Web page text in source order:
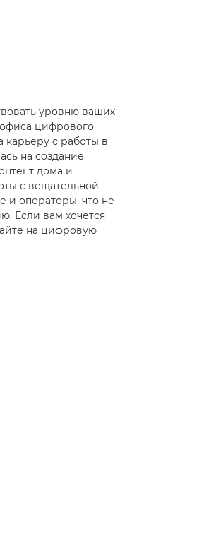
уровню ваших
цифрового
карьеру с работы в
на создание
дома и
с вещательной
и операторы, что не
Если вам хочется
на цифровую